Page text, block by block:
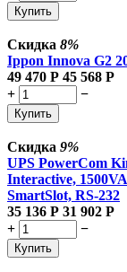
Купить
Скидка 8%
Ippon Innova G2
49 470 Р 45 568 Р
+
−
Купить
Скидка 9%
UPS PowerCom
Interactive,
SmartSlot, RS-232
35 136 Р 31 902 Р
+
−
Купить